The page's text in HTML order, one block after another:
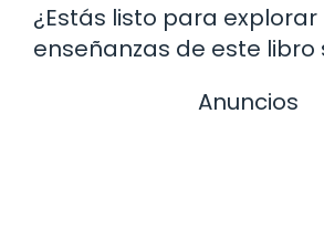
¿Estás listo para explorar
enseñanzas de este
Anuncios